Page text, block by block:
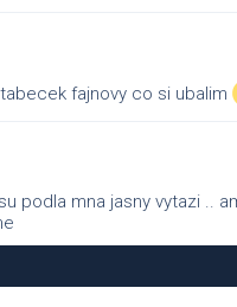
fajnovy co si ubalim
podla mna jasny vytazi ..